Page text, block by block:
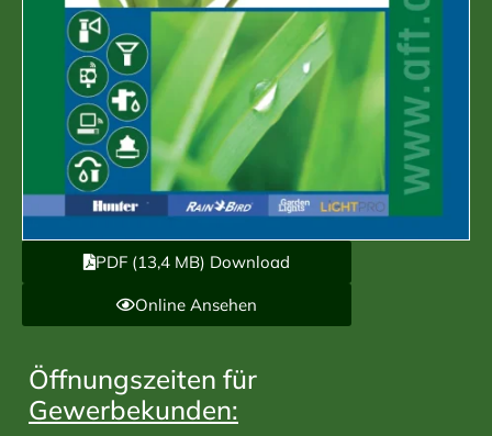
PDF (13,4 MB) Download
Online Ansehen
Öffnungszeiten für
Gewerbekunden: